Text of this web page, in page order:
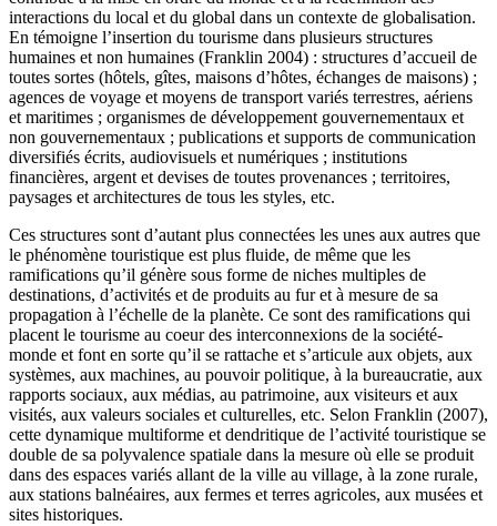
interactions du local et du global dans un contexte de globalisation.
En témoigne l’insertion du tourisme dans plusieurs structures
humaines et non humaines (Franklin 2004) : structures d’accueil de
toutes sortes (hôtels, gîtes, maisons d’hôtes, échanges de maisons) ;
agences de voyage et moyens de transport variés terrestres, aériens
et maritimes ; organismes de développement gouvernementaux et
non gouvernementaux ; publications et supports de communication
diversifiés écrits, audiovisuels et numériques ; institutions
financières, argent et devises de toutes provenances ; territoires,
paysages et architectures de tous les styles, etc.
Ces structures sont d’autant plus connectées les unes aux autres que
le phénomène touristique est plus fluide, de même que les
ramifications qu’il génère sous forme de niches multiples de
destinations, d’activités et de produits au fur et à mesure de sa
propagation à l’échelle de la planète. Ce sont des ramifications qui
placent le tourisme au coeur des interconnexions de la société-
monde et font en sorte qu’il se rattache et s’articule aux objets, aux
systèmes, aux machines, au pouvoir politique, à la bureaucratie, aux
rapports sociaux, aux médias, au patrimoine, aux visiteurs et aux
visités, aux valeurs sociales et culturelles, etc. Selon Franklin (2007),
cette dynamique multiforme et dendritique de l’activité touristique se
double de sa polyvalence spatiale dans la mesure où elle se produit
dans des espaces variés allant de la ville au village, à la zone rurale,
aux stations balnéaires, aux fermes et terres agricoles, aux musées et
sites historiques.